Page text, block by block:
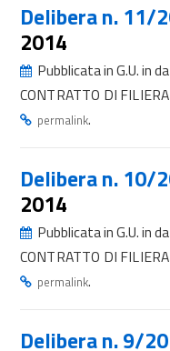
Delibera n. 11/
2014
Pubblicata in G.U. in
CONTRATTO DI
permalink.
Delibera n. 10/
2014
Pubblicata in G.U. in
CONTRATTO DI
permalink.
Delibera n. 9/